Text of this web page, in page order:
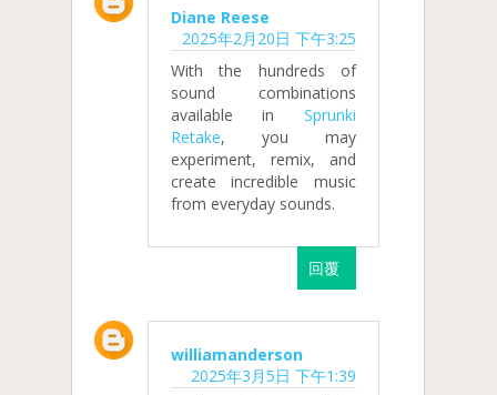
Diane Reese
2025年2月20日 下午3:25
With the hundreds of
sound combinations
available in Sprunki
Retake, you may
experiment, remix, and
create incredible music
from everyday sounds.
回覆
williamanderson
2025年3月5日 下午1:39